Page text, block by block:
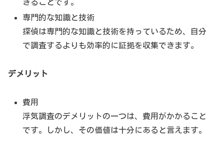
きることです。
専門的な知識と技術
探偵は専門的な知識と技術を持っているため、自分
で調査するよりも効率的に証拠を収集できます。
デメリット
費用
浮気調査のデメリットの一つは、費用がかかること
です。しかし、その価値は十分にあると言えます。